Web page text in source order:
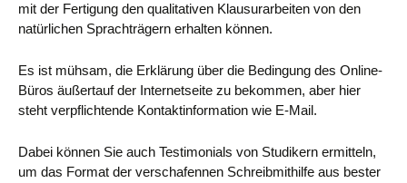
mit der Fertigung den qualitativen Klausurarbeiten von den
natürlichen Sprachträgern erhalten können.
Es ist mühsam, die Erklärung über die Bedingung des Online-
Büros äußertauf der Internetseite zu bekommen, aber hier
steht verpflichtende Kontaktinformation wie E-Mail.
Dabei können Sie auch Testimonials von Studikern ermitteln,
um das Format der verschafennen Schreibmithilfe aus bester